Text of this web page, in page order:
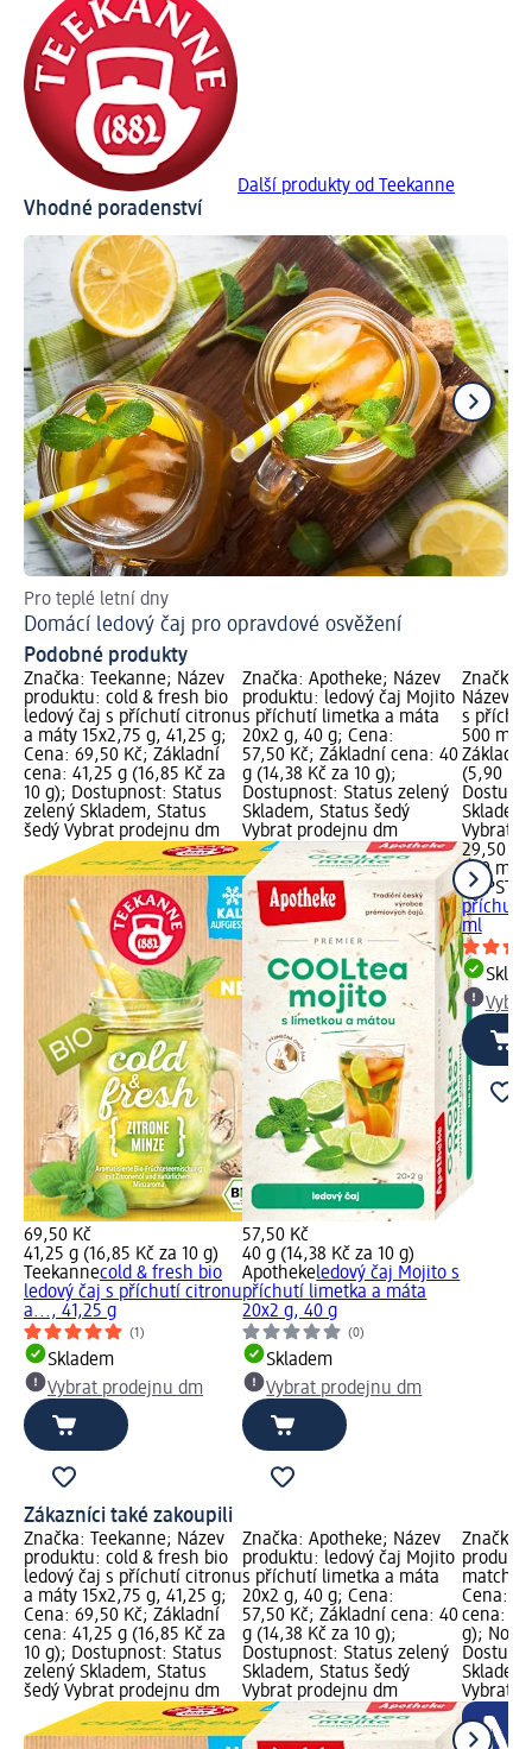
Další produkty od Teekanne
Vhodné poradenství
Pro teplé letní dny
Domácí ledový čaj pro opravdové osvěžení
Podobné produkty
Značka: Teekanne; Název
produktu: cold & fresh bio
ledový čaj s příchutí citronu
a máty 15x2,75 g, 41,25 g;
Cena: 69,50 Kč; Základní
cena: 41,25 g (16,85 Kč za
10 g); Dostupnost: Status
zelený Skladem, Status
šedý Vybrat prodejnu dm
69,50 Kč
41,25 g (16,85 Kč za 10 g)
Teekannecold & fresh bio
ledový čaj s příchutí citronu
a..., 41,25 g
(1)
Skladem
Vybrat prodejnu dm
Značka: Apotheke; Název
produktu: ledový čaj Mojito
s příchutí limetka a máta
20x2 g, 40 g; Cena:
57,50 Kč; Základní cena: 40
g (14,38 Kč za 10 g);
Dostupnost: Status zelený
Skladem, Status šedý
Vybrat prodejnu dm
57,50 Kč
40 g (14,38 Kč za 10 g)
Apothekeledový čaj Mojito s
příchutí limetka a máta
20x2 g, 40 g
(0)
Skladem
Vybrat prodejnu dm
Značka:
Název
s
500 ml;
(5,90 Kč
Vybrat
29,50 Kč
500 ml
příchutí
ml
Zákazníci také zakoupili
Značka: Teekanne; Název
produktu: cold & fresh bio
ledový čaj s příchutí citronu
a máty 15x2,75 g, 41,25 g;
Cena: 69,50 Kč; Základní
cena: 41,25 g (16,85 Kč za
10 g); Dostupnost: Status
zelený Skladem, Status
šedý Vybrat prodejnu dm
Značka: Apotheke; Název
produktu: ledový čaj Mojito
s příchutí limetka a máta
20x2 g, 40 g; Cena:
57,50 Kč; Základní cena: 40
g (14,38 Kč za 10 g);
Dostupnost: Status zelený
Skladem, Status šedý
Vybrat prodejnu dm
Značka:
matcha
Cena:
cena: 60
g);
Vybrat